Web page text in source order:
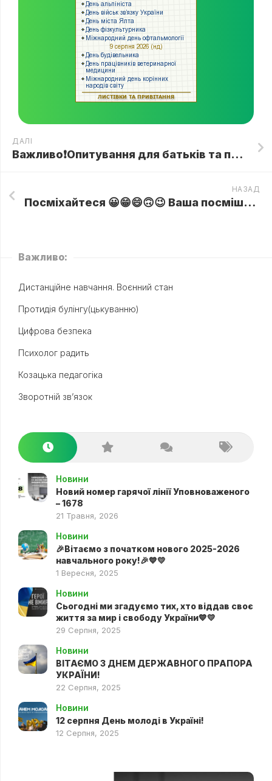
ДАЛІ
Важливо❗Опитування для батьків та педагогів, щодо організації дистанційного навчання
НАЗАД
Посміхайтеся 😀😁😄🙃😉 Ваша посмішка найчарівніша🤗
Важливо:
Дистанційне навчання. Воєнний стан
Протидія булінгу(цькуванню)
Цифрова безпека
Психолог радить
Козацька педагогіка
Зворотній зв’язок
Новини
Новий номер гарячої лінії Уповноваженого
– 1678
21 Травня, 2026
Новини
🎉Вітаємо з початком нового 2025-2026
навчального року!🎉💙💛
1 Вересня, 2025
Новини
Сьогодні ми згадуємо тих, хто віддав своє
життя за мир і свободу України💙💛
29 Серпня, 2025
Новини
ВІТАЄМО З ДНЕМ ДЕРЖАВНОГО ПРАПОРА
УКРАЇНИ!
22 Серпня, 2025
Новини
12 серпня День молоді в Україні!
12 Серпня, 2025